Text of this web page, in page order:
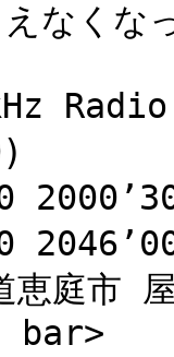
なく
恵庭市
bar>